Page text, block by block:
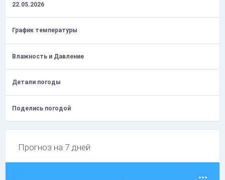
22.05.2026
График температуры
Влажность и Давление
Детали погоды
Поделись погодой
Прогноз на 7 дней